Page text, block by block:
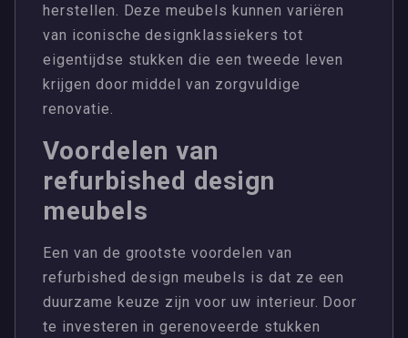
herstellen. Deze meubels kunnen variëren
van iconische designklassiekers tot
eigentijdse stukken die een tweede leven
krijgen door middel van zorgvuldige
renovatie.
Voordelen van
refurbished design
meubels
Een van de grootste voordelen van
refurbished design meubels is dat ze een
duurzame keuze zijn voor uw interieur. Door
te investeren in gerenoveerde stukken